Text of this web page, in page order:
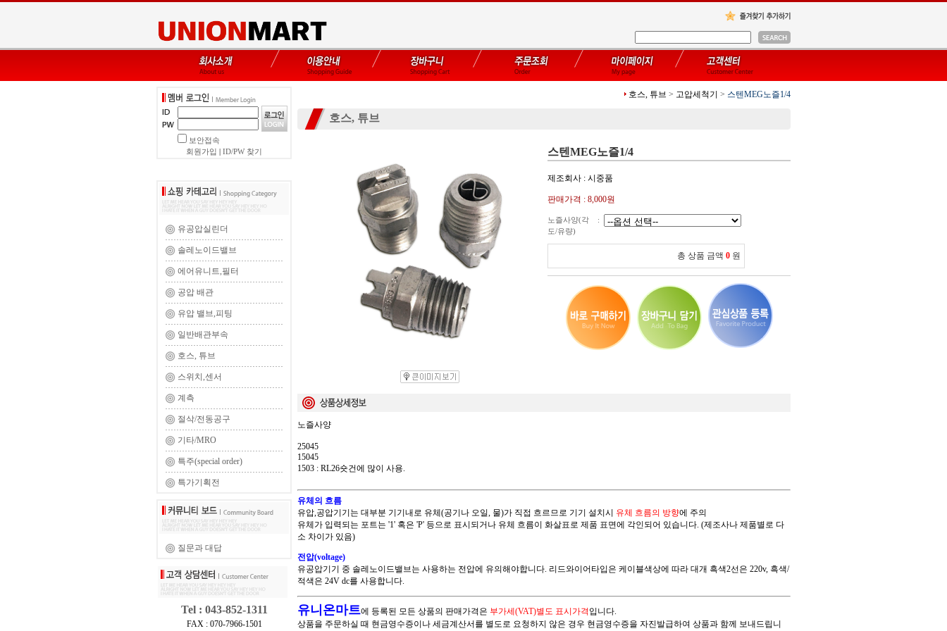
보안접속
회원가입
ID/PW 찾기
유공압실린더
솔레노이드밸브
에어유니트,필터
공압 배관
유압 밸브,피팅
일반배관부속
호스, 튜브
스위치,센서
계측
절삭/전동공구
기타/MRO
특주(special order)
특가기획전
질문과 대답
Tel : 043-852-1311
FAX : 070-7966-1501
호스, 튜브 > 고압세척기 > 스텐MEG노즐1/4
호스, 튜브
스텐MEG노즐1/4
제조회사 : 시중품
판매가격 : 8,000원
노즐사양(각
도/유량)
:
총 상품 금액 0 원
노즐사양
25045
15045
1503 : RL26숏건에 많이 사용.
유체의 흐름
유압,공압기기는 대부분 기기내로 유체(공기나 오일, 물)가 직접 흐르므로 기기 설치시 유체 흐름의 방향에 주의
유체가 입력되는 포트는 '1' 혹은 'P' 등으로 표시되거나 유체 흐름이 화살표로 제품 표면에 각인되어 있습니다. (제조사나 제품별로 다
소 차이가 있음)
전압(voltage)
유공압기기 중 솔레노이드밸브는 사용하는 전압에 유의해야합니다. 리드와이어타입은 케이블색상에 따라 대개 흑색2선은 220v, 흑색/
적색은 24V dc를 사용합니다.
유니온마트에 등록된 모든 상품의 판매가격은 부가세(VAT)별도 표시가격 입니다.
상품을 주문하실 때 현금영수증이나 세금계산서를 별도로 요청하지 않은 경우 현금영수증을 자진발급하여 상품과 함께 보내드립니